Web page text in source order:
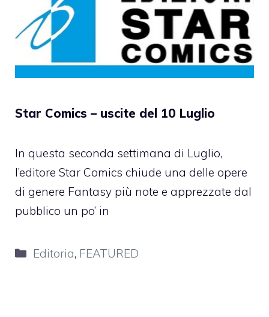
Star Comics – uscite del 10 Luglio
In questa seconda settimana di Luglio,
l’editore Star Comics chiude una delle opere
di genere Fantasy più note e apprezzate dal
pubblico un po’ in
Categorie
Editoria, FEATURED